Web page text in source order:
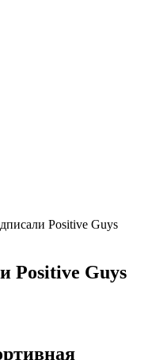
Positive Guys
Positive Guys